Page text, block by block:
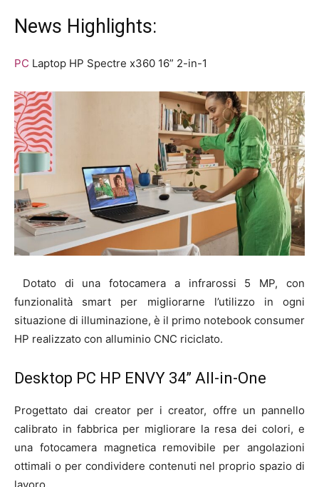
News Highlights:
PC Laptop HP Spectre x360 16” 2-in-1
Dotato di una fotocamera a infrarossi 5 MP, con
funzionalità smart per migliorarne l’utilizzo in ogni
situazione di illuminazione, è il primo notebook consumer
HP realizzato con alluminio CNC riciclato.
Desktop PC HP ENVY 34” All-in-One
Progettato dai creator per i creator, offre un pannello
calibrato in fabbrica per migliorare la resa dei colori, e
una fotocamera magnetica removibile per angolazioni
ottimali o per condividere contenuti nel proprio spazio di
lavoro.